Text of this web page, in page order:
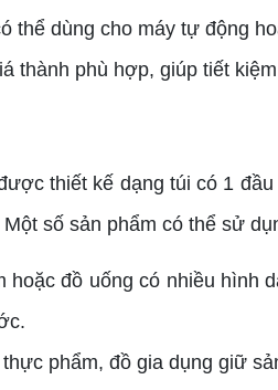
thể dùng cho máy tự động
thành phù hợp, giúp tiết
thiết kế dạng túi có 1
số sản phẩm có thể sử
hoặc đồ uống có nhiều hình
phẩm, đồ gia dụng giữ